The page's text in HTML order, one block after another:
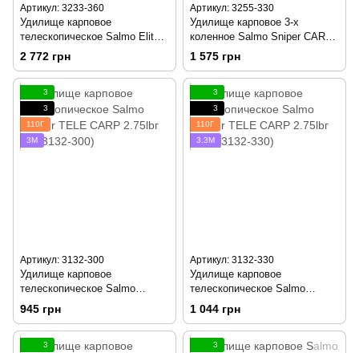
Артикул: 3233-360
Удилище карповое
телескопическое Salmo Elite
TELE CARP 3.5 3.5lbг 3.6м
(3233-360)
2 772 грн
Артикул: 3255-330
Удилище карповое 3-х
коленное Salmo Sniper CARP
3.0 3lbг 3.3м (3255-330)
1 575 грн
3
3
110Г
3М
Артикул: 3132-300
Удилище карповое
телескопическое Salmo
Blaster TELE CARP 2.75lbг 3м
(3132-300)
945 грн
3
3
110Г
3.3М
Артикул: 3132-330
Удилище карповое
телескопическое Salmo
Blaster TELE CARP 2.75lbг
3.3м (3132-330)
1 044 грн
3
3